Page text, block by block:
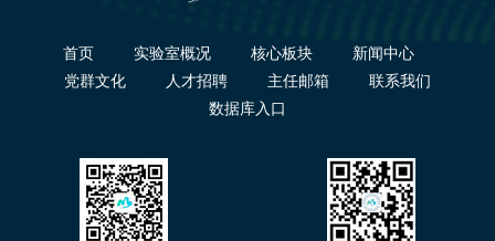
首页 实验室概况 核心板块
新闻中心
党群文化
人才招聘 主任邮箱
联系我们
数据库入口